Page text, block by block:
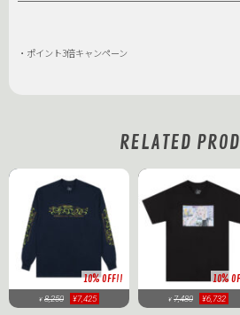
・ポイント3倍キャンペーン
RELATED
10% OFF!!
¥ 8,250 ¥7,425
10%
¥ 7,480 ¥6,732